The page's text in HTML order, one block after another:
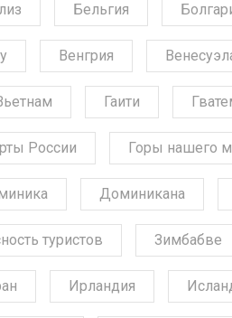
Бельгия
Венгрия
Гаити
России Горы нашего
Доминикана
туристов Зимбабве
Ирландия